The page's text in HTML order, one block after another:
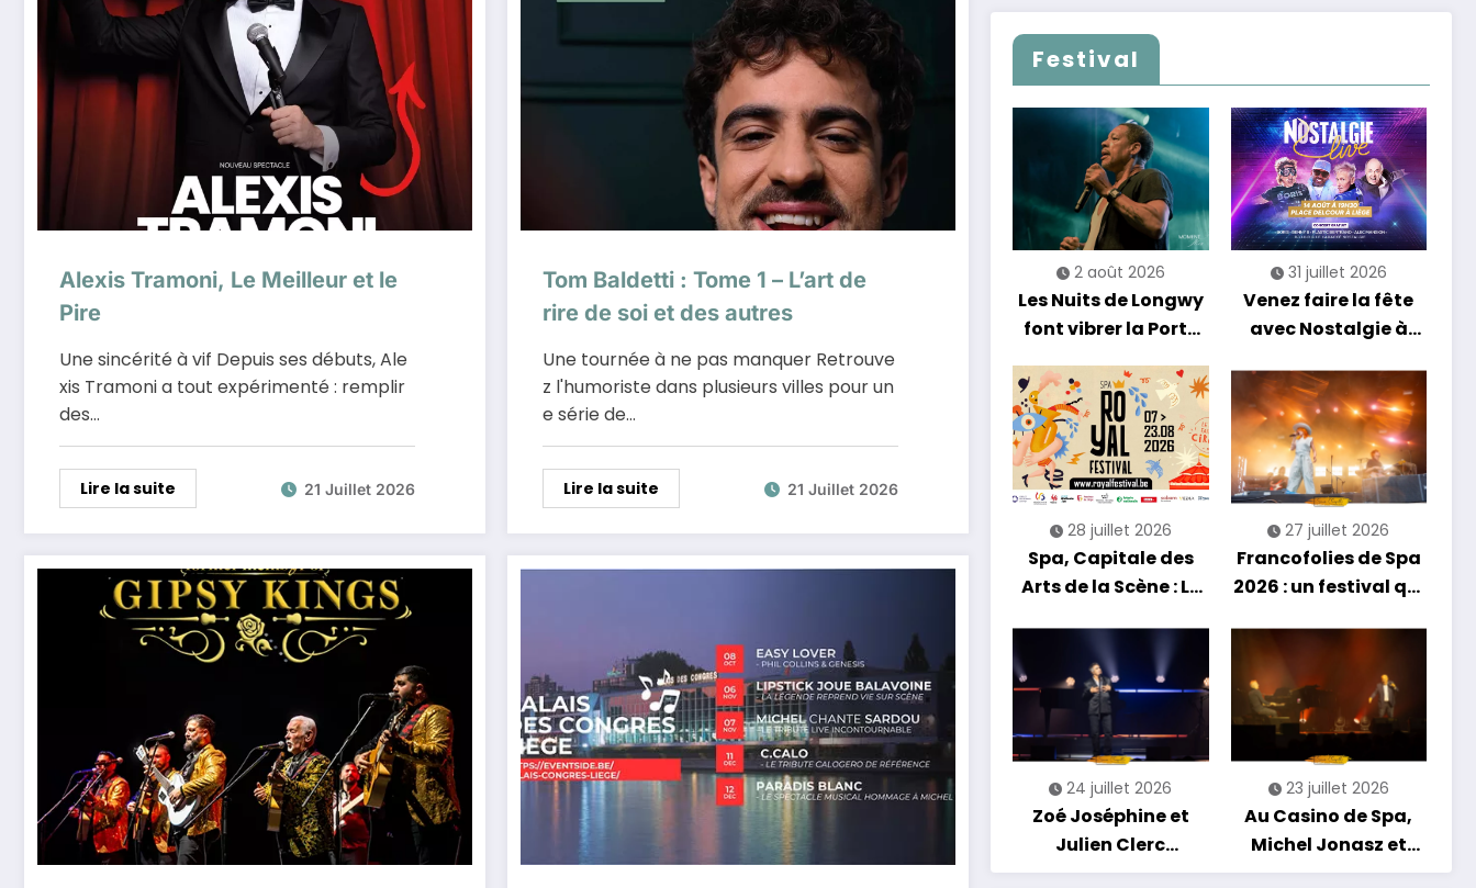
Alexis Tramoni, Le Meilleur et le
Pire
Une sincérité à vif Depuis ses débuts, Ale
xis Tramoni a tout expérimenté : remplir
des…
Lire la suite 21 Juillet 2026
Tom Baldetti : Tome 1 – L’art de
rire de soi et des autres
Une tournée à ne pas manquer Retrouve
z l'humoriste dans plusieurs villes pour un
e série de…
Lire la suite 21 Juillet 2026
Festival
2 août 2026
Les Nuits de Longwy
font vibrer la Porte
soirée entre
découvertes et
énergie reggae
31 juillet 2026
Venez faire la fête
avec Nostalgie à
28 juillet 2026
Spa, Capitale des
Arts de la Scène : Le
27 juillet 2026
Francofolies de Spa
2026 : un festival qui
nouveautés et
grands moments de
scène
24 juillet 2026
Zoé Joséphine et
Julien Clerc
clôturent en beauté
23 juillet 2026
Au Casino de Spa,
Michel Jonasz et
Alain Chamfort